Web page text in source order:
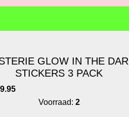
GLOW IN THE
STICKERS 3 PACK
9.95
Voorraad: 2